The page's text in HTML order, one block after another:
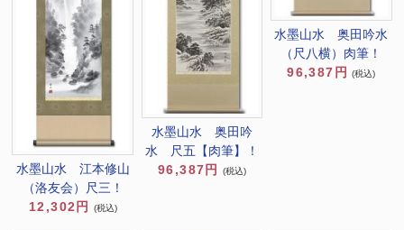
水墨山水 江本修山
（洛友会）尺三！
12,302円
(税込)
水墨山水 奥田吟
水 尺五【肉筆】！
96,387円
(税込)
水墨山水 奥田吟水
（尺八横）肉筆！
96,387円
(税込)